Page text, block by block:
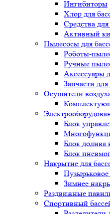
Ингибиторы
Хлор для
Средства
Активный
Пылесосы для
Роботы-
Ручные
Аксессуары
Запчасти
Осушители
Блок
Блок долива
Блок
Накрытие для
Зимнее
Раздвижные
Спортивный